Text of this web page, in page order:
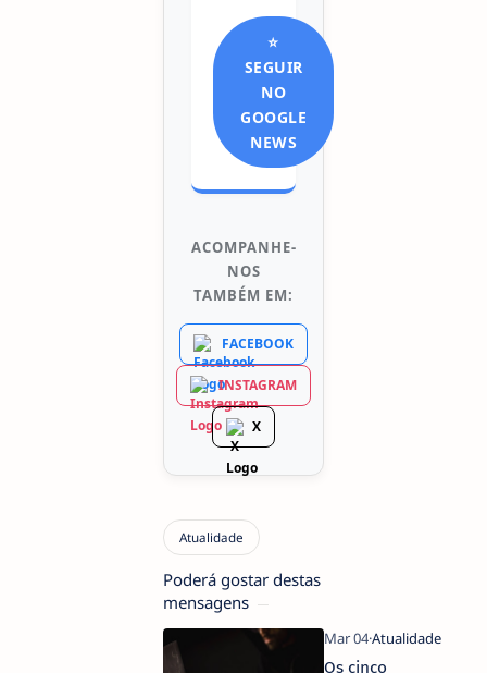
⭐
SEGUIR
NO
GOOGLE
NEWS
ACOMPANHE-
NOS
TAMBÉM EM:
FACEBOOK
INSTAGRAM
X
Poderá gostar destas
mensagens
Os cinco